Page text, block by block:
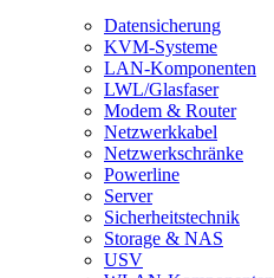
Datensicherung
KVM-Systeme
LAN-Komponenten
LWL/Glasfaser
Modem & Router
Netzwerkkabel
Netzwerkschränke
Powerline
Server
Sicherheitstechnik
Storage & NAS
USV